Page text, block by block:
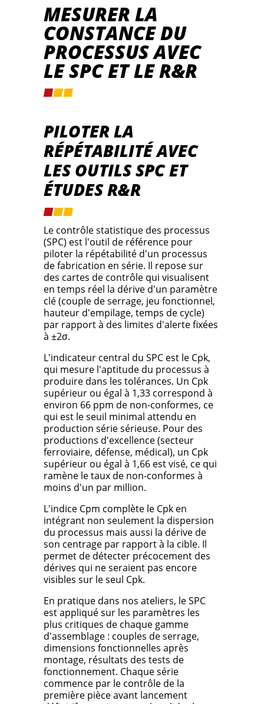
MESURER LA
CONSTANCE DU
PROCESSUS AVEC
LE SPC ET LE R&R
PILOTER LA
RÉPÉTABILITÉ AVEC
LES OUTILS SPC ET
ÉTUDES R&R
Le contrôle statistique des processus
(SPC) est l'outil de référence pour
piloter la répétabilité d'un processus
de fabrication en série. Il repose sur
des cartes de contrôle qui visualisent
en temps réel la dérive d'un paramètre
clé (couple de serrage, jeu fonctionnel,
hauteur d'empilage, temps de cycle)
par rapport à des limites d'alerte fixées
à ±2σ.
L'indicateur central du SPC est le Cpk,
qui mesure l'aptitude du processus à
produire dans les tolérances. Un Cpk
supérieur ou égal à 1,33 correspond à
environ 66 ppm de non-conformes, ce
qui est le seuil minimal attendu en
production série sérieuse. Pour des
productions d'excellence (secteur
ferroviaire, défense, médical), un Cpk
supérieur ou égal à 1,66 est visé, ce qui
ramène le taux de non-conformes à
moins d'un par million.
L'indice Cpm complète le Cpk en
intégrant non seulement la dispersion
du processus mais aussi la dérive de
son centrage par rapport à la cible. Il
permet de détecter précocement des
dérives qui ne seraient pas encore
visibles sur le seul Cpk.
En pratique dans nos ateliers, le SPC
est appliqué sur les paramètres les
plus critiques de chaque gamme
d'assemblage : couples de serrage,
dimensions fonctionnelles après
montage, résultats des tests de
fonctionnement. Chaque série
commence par le contrôle de la
première pièce avant lancement